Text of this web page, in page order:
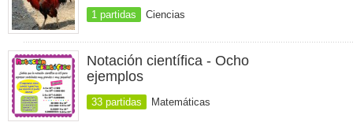
1 partidas Ciencias
Notación científica - Ocho
ejemplos
33 partidas Matemáticas